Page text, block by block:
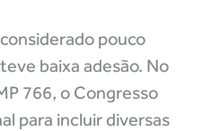
pouco
baixa adesão. No
766, o Congresso
para incluir diversas